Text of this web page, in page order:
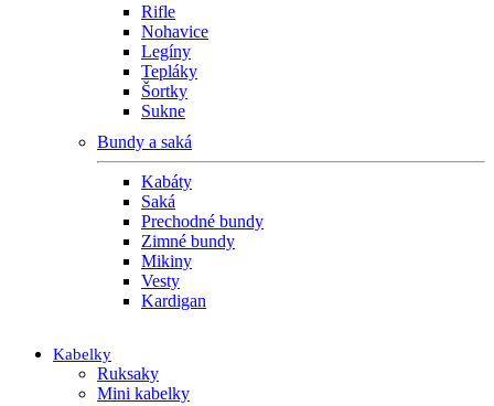
Rifle
Nohavice
Legíny
Tepláky
Šortky
Sukne
Bundy a saká
Kabáty
Saká
Prechodné bundy
Zimné bundy
Mikiny
Vesty
Kardigan
Kabelky
Ruksaky
Mini kabelky